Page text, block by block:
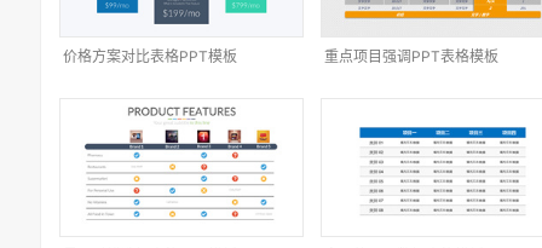
价格方案对比表格PPT模板 重点项目强调PPT表格模板